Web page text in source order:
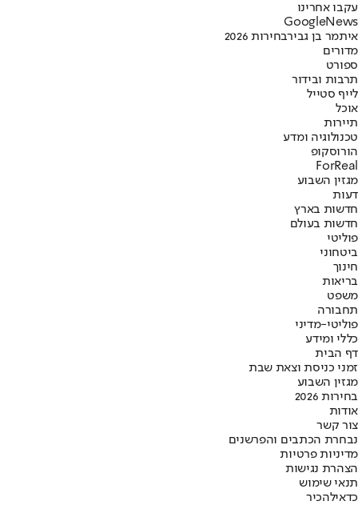
עקבו אחרינו
Googl eNews
איתמר בן גבירבחירות 2026
מדורים
ספורט
תרבות ובידור
לייף סטייל
אוכל
תיירות
טכנולוגיה ומדע
הורוסקופ
ForReal
מגזין השבוע
דעות
חדשות בארץ
חדשות בעולם
פוליטי
ביטחוני
חינוך
בריאות
משפט
תחבורה
פוליטי-מדיני
כללי ומידע
דף הבית
זמני כניסת וצאת שבת
מגזין השבוע
בחירות 2026
אודות
צור קשר
נבחרת הכתבים והפרשנים
מדיניות פרטיות
הצהרת נגישות
תנאי שימוש
כדאילהכיר